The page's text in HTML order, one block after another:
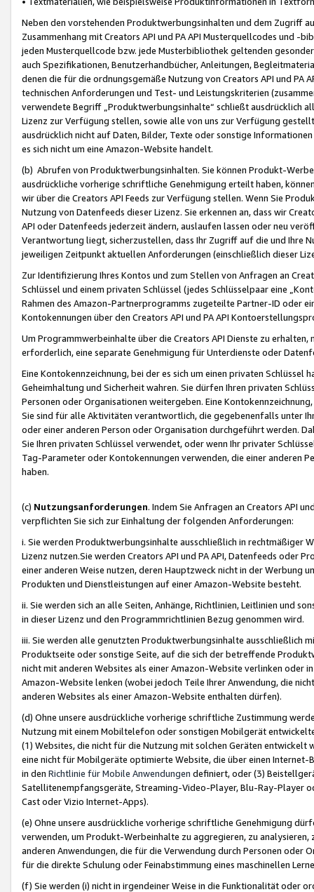
Neben den vorstehenden Produktwerbungsinhalten und dem Zugriff
Zusammenhang mit Creators API und PA API Musterquellcodes und
jeden Musterquellcode bzw. jede Musterbibliothek geltenden
auch Spezifikationen, Benutzerhandbücher, Anleitungen,
denen die für die ordnungsgemäße Nutzung von Creators API und PA
technischen Anforderungen und Test- und Leistungskriterien
verwendete Begriff „Produktwerbungsinhalte“ schließt ausdrücklich
Lizenz zur Verfügung stellen, sowie alle von uns zur Verfügung
ausdrücklich nicht auf Daten, Bilder, Texte oder sonstige
es sich nicht um eine Amazon-Website handelt.
(b) Abrufen von Produktwerbungsinhalten. Sie können Produkt-
ausdrückliche vorherige schriftliche Genehmigung erteilt haben,
wir über die Creators API Feeds zur Verfügung stellen. Wenn Sie
Nutzung von Datenfeeds dieser Lizenz. Sie erkennen an, dass wir
API oder Datenfeeds jederzeit ändern, auslaufen lassen oder neu
Verantwortung liegt, sicherzustellen, dass Ihr Zugriff auf die und Ihre
jeweiligen Zeitpunkt aktuellen Anforderungen (einschließlich dieser
Zur Identifizierung Ihres Kontos und zum Stellen von Anfragen an
Schlüssel und einem privaten Schlüssel (jedes Schlüsselpaar eine
Rahmen des Amazon-Partnerprogramms zugeteilte Partner-ID oder
Kontokennungen über den Creators API und PA API
Um Programmwerbeinhalte über die Creators API Dienste zu
erforderlich, eine separate Genehmigung für Unterdienste oder
Eine Kontokennzeichnung, bei der es sich um einen privaten
Geheimhaltung und Sicherheit wahren. Sie dürfen Ihren privaten
Personen oder Organisationen weitergeben. Eine
Sie sind für alle Aktivitäten verantwortlich, die gegebenenfalls unter
oder einer anderen Person oder Organisation durchgeführt werden.
Sie Ihren privaten Schlüssel verwendet, oder wenn Ihr privater
Tag-Parameter oder Kontokennungen verwenden, die einer anderen
haben.
(c) Nutzungsanforderungen. Indem Sie Anfragen an Creators API
verpflichten Sie sich zur Einhaltung der folgenden Anforderungen:
i. Sie werden Produktwerbungsinhalte ausschließlich in rechtmäßiger
Lizenz nutzen.Sie werden Creators API und PA API, Datenfeeds oder
einer anderen Weise nutzen, deren Hauptzweck nicht in der Werbung
Produkten und Dienstleistungen auf einer Amazon-Website besteht.
ii. Sie werden sich an alle Seiten, Anhänge, Richtlinien, Leitlinien und
in dieser Lizenz und den Programmrichtlinien Bezug genommen wird.
iii. Sie werden alle genutzten Produktwerbungsinhalte ausschließlich
Produktseite oder sonstige Seite, auf die sich der betreffende
nicht mit anderen Websites als einer Amazon-Website verlinken oder
Amazon-Website lenken (wobei jedoch Teile Ihrer Anwendung, die
anderen Websites als einer Amazon-Website enthalten dürfen).
(d) Ohne unsere ausdrückliche vorherige schriftliche Zustimmung
Nutzung mit einem Mobiltelefon oder sonstigen Mobilgerät
(1) Websites, die nicht für die Nutzung mit solchen Geräten
eine nicht für Mobilgeräte optimierte Website, die über einen
in den Richtlinie für Mobile Anwendungen definiert, oder (3)
Satellitenempfangsgeräte, Streaming-Video-Player, Blu-Ray-Player
Cast oder Vizio Internet-Apps).
(e) Ohne unsere ausdrückliche vorherige schriftliche Genehmigung
verwenden, um Produkt-Werbeinhalte zu aggregieren, zu
anderen Anwendungen, die für die Verwendung durch Personen
für die direkte Schulung oder Feinabstimmung eines maschinellen
(f) Sie werden (i) nicht in irgendeiner Weise in die Funktionalität oder